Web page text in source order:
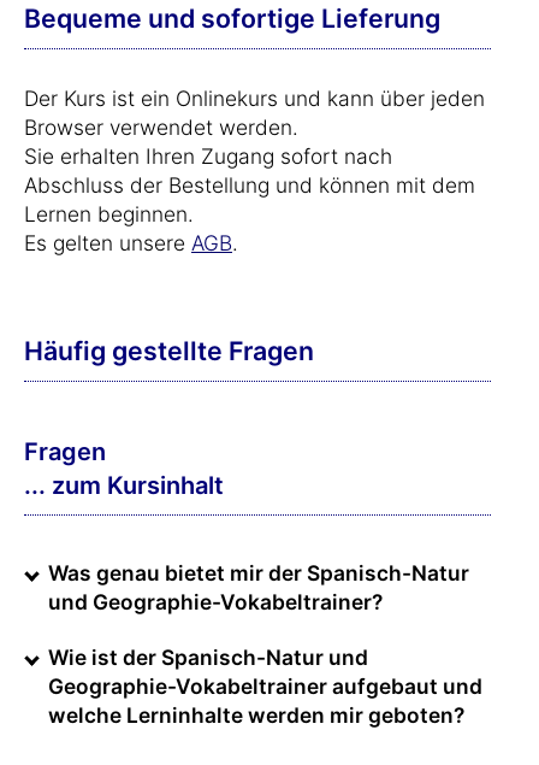
Bequeme und sofortige Lieferung
Der Kurs ist ein Onlinekurs und kann über jeden
Browser verwendet werden.
Sie erhalten Ihren Zugang sofort nach
Abschluss der Bestellung und können mit dem
Lernen beginnen.
Es gelten unsere AGB.
Häufig gestellte Fragen
Fragen
... zum Kursinhalt
Was genau bietet mir der Spanisch-Natur
und Geographie-Vokabeltrainer?
Wie ist der Spanisch-Natur und
Geographie-Vokabeltrainer aufgebaut und
welche Lerninhalte werden mir geboten?